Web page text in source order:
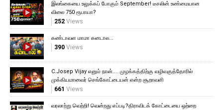
இலங்கையை உலுக்கப் போகும் September! டீசலின் உண்மையான
விலை 750 ரூபாயா?
252Views
கண்டாவள மாமா கனடால...
390Views
C.Josep Vijay எனும் நான்.... முழக்கத்திற்கு வழிவகுத்தோரில்
முக்கியமானவர் செங்கோட்டையன் என்ற சூறாவளி
661 Views
வரலாற்று வெற்றி! வென்றது எப்படி?திராவிடக் கோட்டையை ஒற்றை